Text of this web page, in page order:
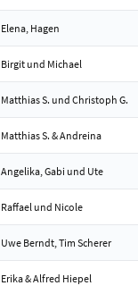
Elena, Hagen
Birgit und Michael
Matthias S. und Christoph G.
Matthias S. & Andreina
Angelika, Gabi und Ute
Raffael und Nicole
Uwe Berndt, Tim Scherer
Erika & Alfred Hiepel